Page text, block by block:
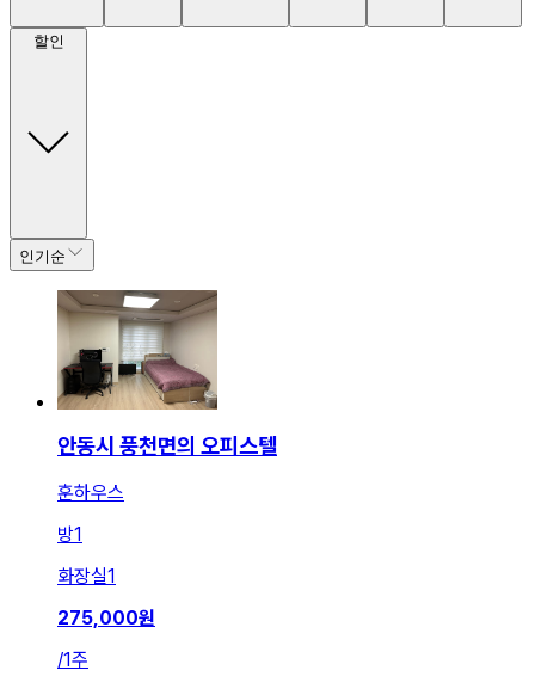
할인
인기순
안동시 풍천면의 오피스텔
훈하우스
방1
화장실1
275,000원
/1주